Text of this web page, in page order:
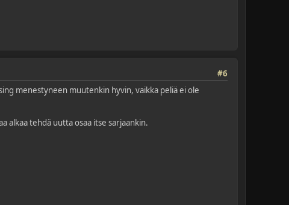
#6
menestyneen muutenkin hyvin, vaikka peliä ei ole
alkaa tehdä uutta osaa itse sarjaankin.